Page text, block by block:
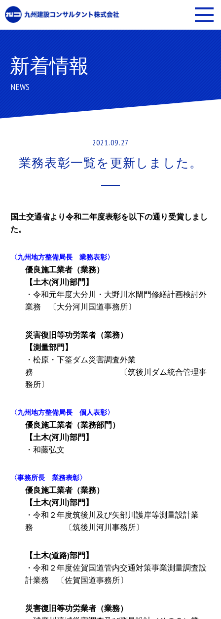
新着情報
NEWS
2021.09.27
業務表彰一覧を更新しました。
国土交通省より令和二年度表彰を以下の通り受賞しまし
た。
〈九州地方整備局長 業務表彰〉
優良施工業者（業務）
【土木(河川)部門】
・令和元年度大分川・大野川水閘門修繕計画検討外
業務 〔大分河川国道事務所〕
災害復旧等功労業者（業務）
【測量部門】
・松原・下筌ダム災害調査外業
務 〔筑後川ダム統合管理事
務所〕
〈九州地方整備局長 個人表彰〉
優良施工業者（業務部門）
【土木(河川)部門】
・和藤弘文
〈事務所長 業務表彰〉
優良施工業者（業務）
【土木(河川)部門】
・令和２年度筑後川及び矢部川護岸等測量設計業
務 〔筑後川河川事務所〕
【土木(道路)部門】
・令和２年度佐賀国道管内交通対策事業測量調査設
計業務 〔佐賀国道事務所〕
災害復旧等功労業者（業務）